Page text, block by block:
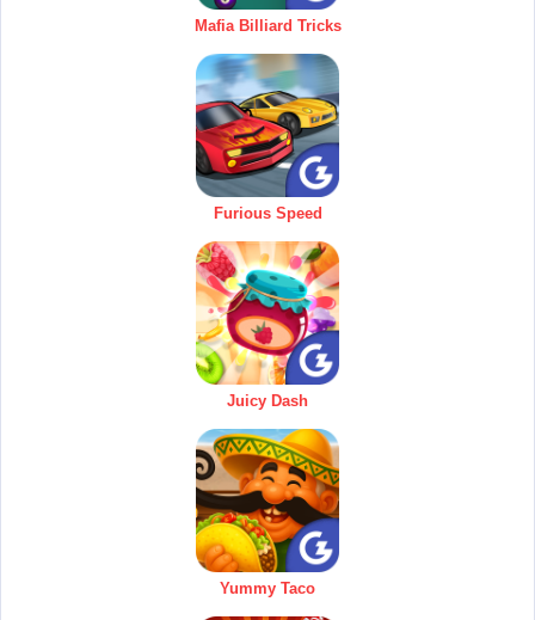
Mafia Billiard Tricks
Furious Speed
Juicy Dash
Yummy Taco